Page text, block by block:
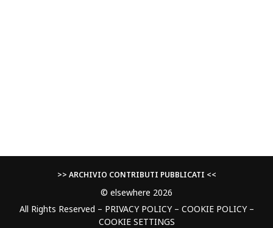
>> ARCHIVIO CONTRIBUTI PUBBLICATI <<
© elsewhere 2026
All Rights Reserved – PRIVACY POLICY– COOKIE POLICY–
COOKIE SETTINGS